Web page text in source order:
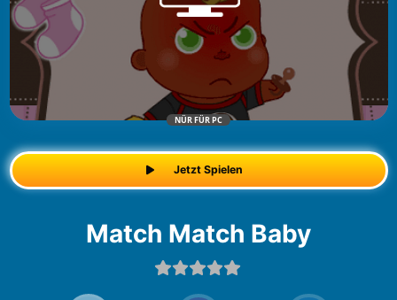
NÜR FÜR PC
Jetzt Spielen
Match Match Baby